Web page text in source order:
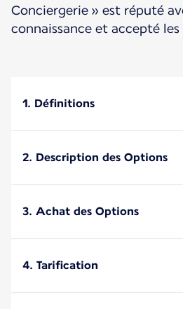
Conciergerie » est réputé
connaissance et accepté les
1. Définitions
2. Description des Options
3. Achat des Options
4. Tarification